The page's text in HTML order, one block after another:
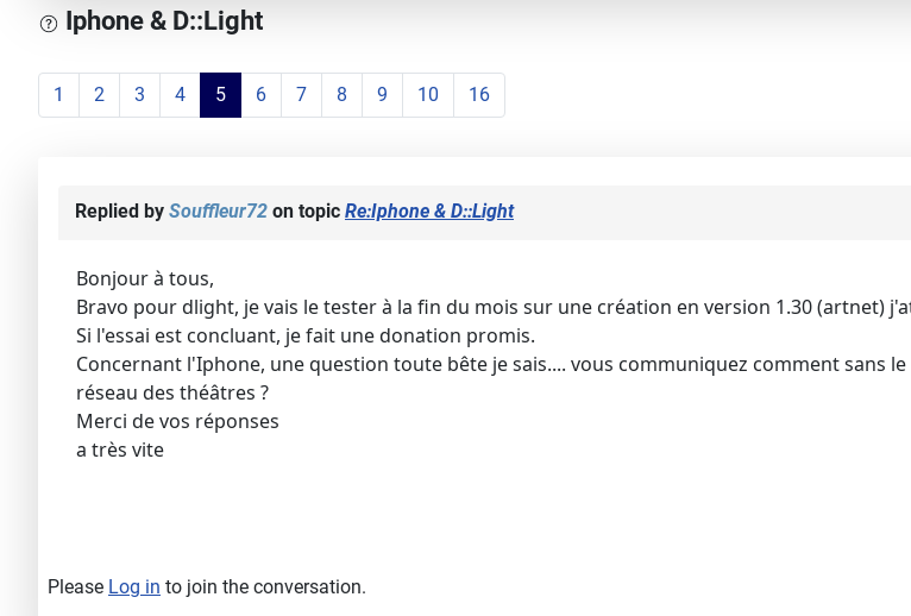
Iphone & D::Light
1 2 3 4 5 6 7 8 9 10 16
Replied by Souffleur72 on topic Re:Iphone & D::Light
Bonjour à tous,
Bravo pour dlight, je vais le tester à la fin du mois sur une création en version 1.30 (artnet)
Si l'essai est concluant, je fait une donation promis.
Concernant l'Iphone, une question toute bête je sais.... vous communiquez comment sans
réseau des théâtres ?
Merci de vos réponses
a très vite
Please Log in to join the conversation.